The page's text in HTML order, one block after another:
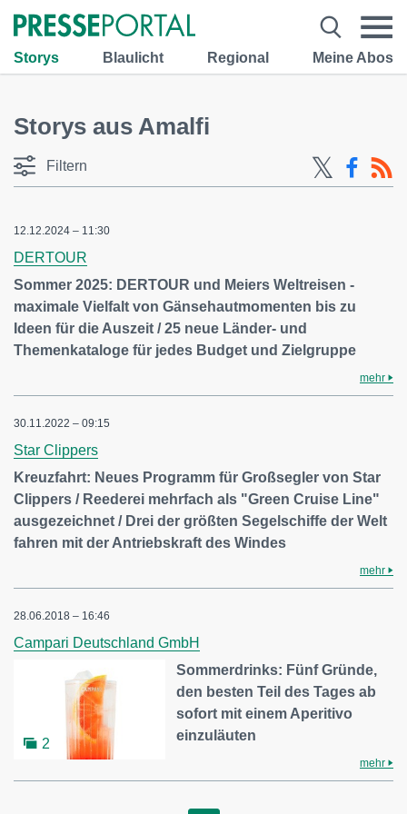
Storys Blaulicht Regional Meine Abos
Storys aus Amalfi
Filtern
12.12.2024 – 11:30
DERTOUR
Sommer 2025: DERTOUR und Meiers Weltreisen -
maximale Vielfalt von Gänsehautmomenten bis zu
Ideen für die Auszeit / 25 neue Länder- und
Themenkataloge für jedes Budget und Zielgruppe
mehr
30.11.2022 – 09:15
Star Clippers
Kreuzfahrt: Neues Programm für Großsegler von Star
Clippers / Reederei mehrfach als "Green Cruise Line"
ausgezeichnet / Drei der größten Segelschiffe der Welt
fahren mit der Antriebskraft des Windes
mehr
28.06.2018 – 16:46
Campari Deutschland GmbH
2
Sommerdrinks: Fünf Gründe,
den besten Teil des Tages ab
sofort mit einem Aperitivo
einzuläuten
mehr